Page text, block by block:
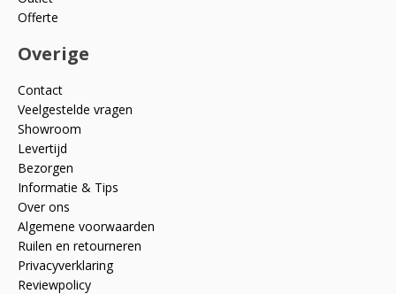
Offerte
Overige
Contact
Veelgestelde vragen
Showroom
Levertijd
Bezorgen
Informatie & Tips
Over ons
Algemene voorwaarden
Ruilen en retourneren
Privacyverklaring
Reviewpolicy